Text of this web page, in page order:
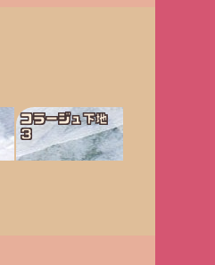
コラージュ下地
３